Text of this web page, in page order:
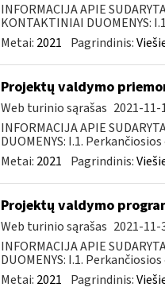
INFORMACIJA APIE
KONTAKTINIAI DUOMENYS:
Metai: 2021 Pagrindinis:
Projektų valdymo
Web turinio sąrašas 2021-11-
INFORMACIJA APIE
DUOMENYS: I.1.
Metai: 2021 Pagrindinis:
Projektų valdymo
Web turinio sąrašas 2021-11-
INFORMACIJA APIE
DUOMENYS: I.1.
Metai: 2021 Pagrindinis: